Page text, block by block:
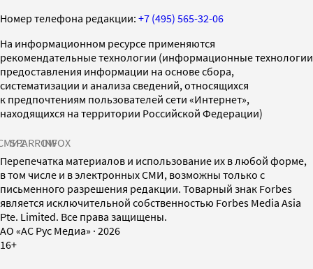
Номер телефона редакции: +7 (495) 565-32-06
На информационном ресурсе применяются
рекомендательные технологии (информационные технологии
предоставления информации на основе сбора,
систематизации и анализа сведений, относящихся
к предпочтениям пользователей сети «Интернет»,
находящихся на территории Российской Федерации)
SPARROWINFOX
Перепечатка материалов и использование их в любой форме,
в том числе и в электронных СМИ, возможны только с
письменного разрешения редакции. Товарный знак Forbes
является исключительной собственностью Forbes Media Asia
Pte. Limited. Все права защищены.
AO «АС Рус Медиа» · 2026
16+